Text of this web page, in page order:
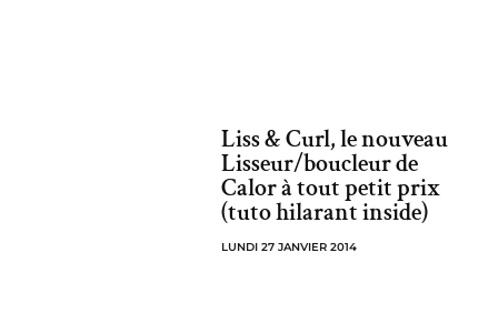
Liss & Curl, le nouveau
Lisseur/boucleur de
Calor à tout petit prix
(tuto hilarant inside)
LUNDI 27 JANVIER 2014